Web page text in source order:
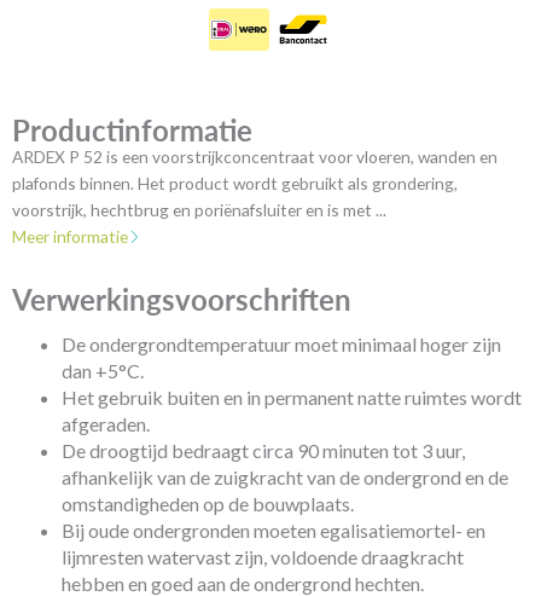
Productinformatie
ARDEX P 52 is een voorstrijkconcentraat voor vloeren, wanden en
plafonds binnen. Het product wordt gebruikt als grondering,
voorstrijk, hechtbrug en poriënafsluiter en is met ...
Meer informatie
Verwerkingsvoorschriften
De ondergrondtemperatuur moet minimaal hoger zijn
dan +5°C.
Het gebruik buiten en in permanent natte ruimtes wordt
afgeraden.
De droogtijd bedraagt circa 90 minuten tot 3 uur,
afhankelijk van de zuigkracht van de ondergrond en de
omstandigheden op de bouwplaats.
Bij oude ondergronden moeten egalisatiemortel- en
lijmresten watervast zijn, voldoende draagkracht
hebben en goed aan de ondergrond hechten.